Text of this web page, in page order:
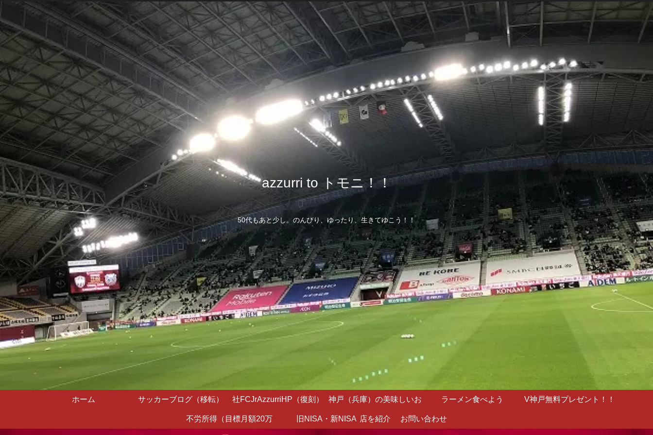
azzurri to トモニ！！
50代もあと少し。のんびり、ゆったり、生きてゆこう！！
ホーム サッカーブログ（移転） 社FCJrAzzurriHP（復刻） 神戸（兵庫）の美味しいお
店を紹介
ラーメン食べよう V神戸無料プレゼント！！
不労所得（目標月額20万 旧NISA・新NISA お問い合わせ